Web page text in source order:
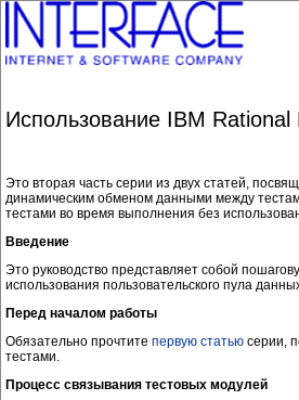
Использование IBM
Это вторая часть серии из двух статей,
динамическим обменом данными между
тестами во время выполнения без
Введение
Это руководство представляет собой
использования пользовательского пула
Перед началом работы
Обязательно прочтите первую статью серии,
тестами.
Процесс связывания тестовых модулей